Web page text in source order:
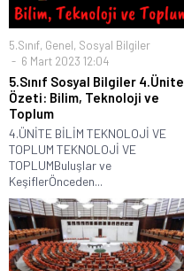
5.Sınıf, Genel, Sosyal Bilgiler
6 Mart 2023 12:04
5.Sınıf Sosyal Bilgiler 4.Ünite
Özeti: Bilim, Teknoloji ve
Toplum
4.ÜNİTE BİLİM TEKNOLOJİ VE
TOPLUM TEKNOLOJİ VE
TOPLUMBuluşlar ve
KeşiflerÖnceden...